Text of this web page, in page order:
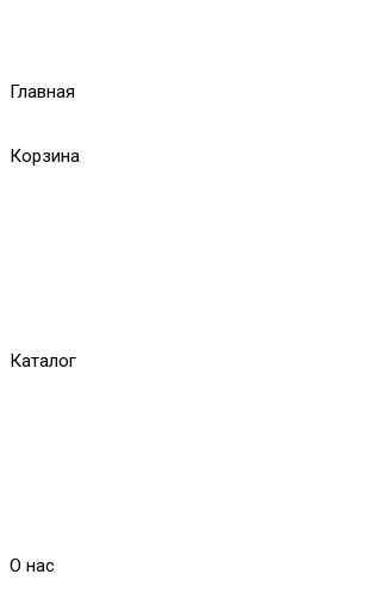
Главная
Корзина
Каталог
О нас